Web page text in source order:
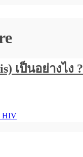
เป็นอย่างไง ?
HIV